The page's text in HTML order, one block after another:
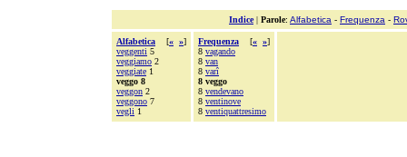
Indice| Parole: Alfabetica - Frequenza -
Alfabetica [« »]
veggenti 5
veggiamo 2
veggiate 1
veggo 8
veggon 2
veggono 7
vegli 1
Frequenza [« »]
8 vagando
8 van
8 varî
8 veggo
8 vendevano
8 ventinove
8 ventiquattresimo